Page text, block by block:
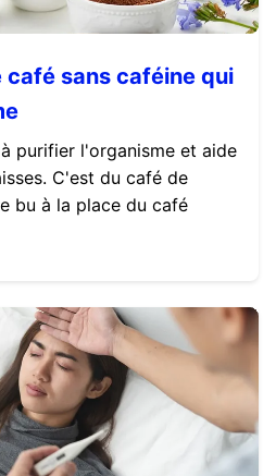
café sans caféine qui
purifier l'organisme et aide
C'est du café de
bu à la place du café